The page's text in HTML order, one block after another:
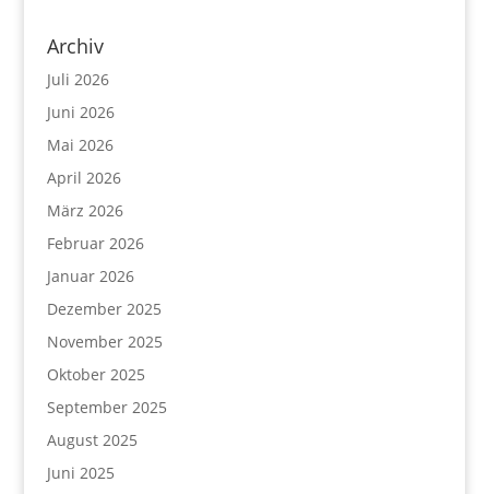
Archiv
Juli 2026
Juni 2026
Mai 2026
April 2026
März 2026
Februar 2026
Januar 2026
Dezember 2025
November 2025
Oktober 2025
September 2025
August 2025
Juni 2025